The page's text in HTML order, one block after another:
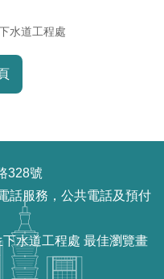
水道工程處
328號
話服務，公共電話及預付
水道工程處 最佳瀏覽畫